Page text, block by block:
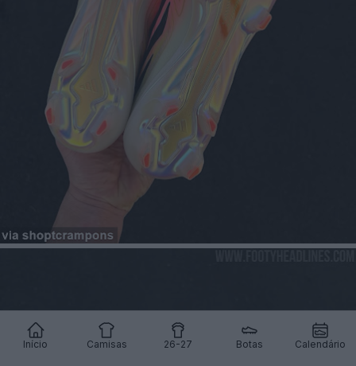
Início Camisas 26-27 Botas Calendário